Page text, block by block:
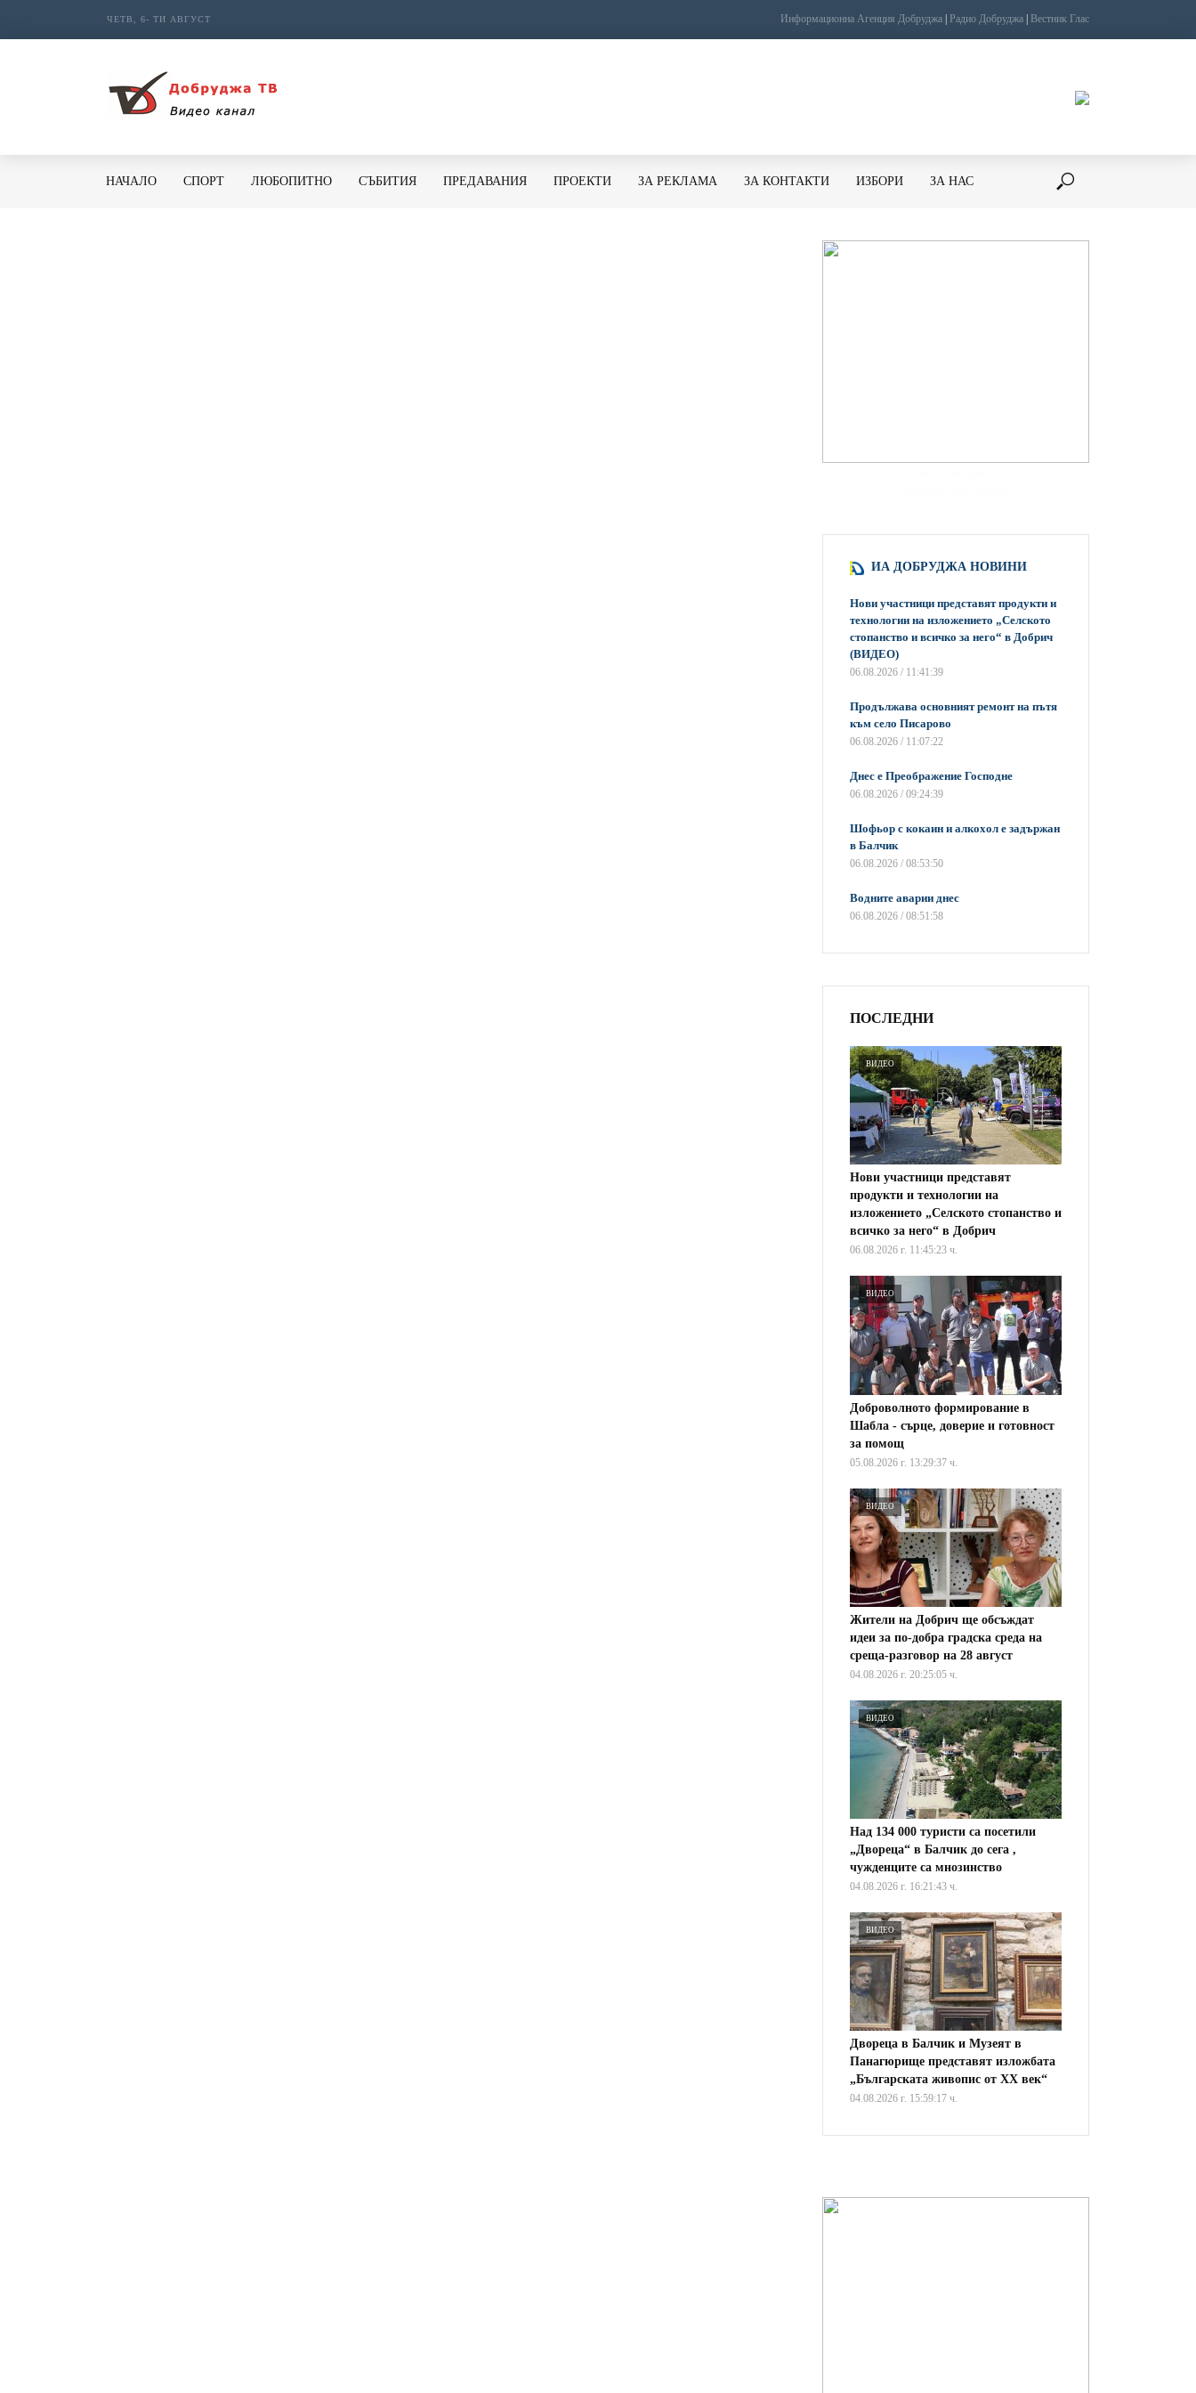
ЧЕТВ, 6- ТИ АВГУСТ Информационна Агенция Добруджа Радио Добруджа Вестник Глас
НАЧАЛО СПОРТ ЛЮБОПИТНО СЪБИТИЯ ПРЕДАВАНИЯ ПРОЕКТИ ЗА РЕКЛАМА ЗА КОНТАКТИ ИЗБОРИ ЗА НАС
ИА ДОБРУДЖА НОВИНИ
Нови участници представят продукти и
технологии на изложението „Селското
стопанство и всичко за него“ в Добрич
(ВИДЕО)
06.08.2026 / 11:41:39
Продължава основният ремонт на пътя
към село Писарово
06.08.2026 / 11:07:22
Днес е Преображение Господне
06.08.2026 / 09:24:39
Шофьор с кокаин и алкохол е задържан
в Балчик
06.08.2026 / 08:53:50
Водните аварии днес
06.08.2026 / 08:51:58
ПОСЛЕДНИ
ВИДЕО
Нови участници представят
продукти и технологии на
изложението „Селското стопанство и
всичко за него“ в Добрич
06.08.2026 г. 11:45:23 ч.
ВИДЕО
Доброволното формирование в
Шабла - сърце, доверие и готовност
за помощ
05.08.2026 г. 13:29:37 ч.
ВИДЕО
Жители на Добрич ще обсъждат
идеи за по-добра градска среда на
среща-разговор на 28 август
04.08.2026 г. 20:25:05 ч.
ВИДЕО
Над 134 000 туристи са посетили
„Двореца“ в Балчик до сега ,
чужденците са мнозинство
04.08.2026 г. 16:21:43 ч.
ВИДЕО
Двореца в Балчик и Музеят в
Панагюрище представят изложбата
„Българската живопис от XX век“
04.08.2026 г. 15:59:17 ч.